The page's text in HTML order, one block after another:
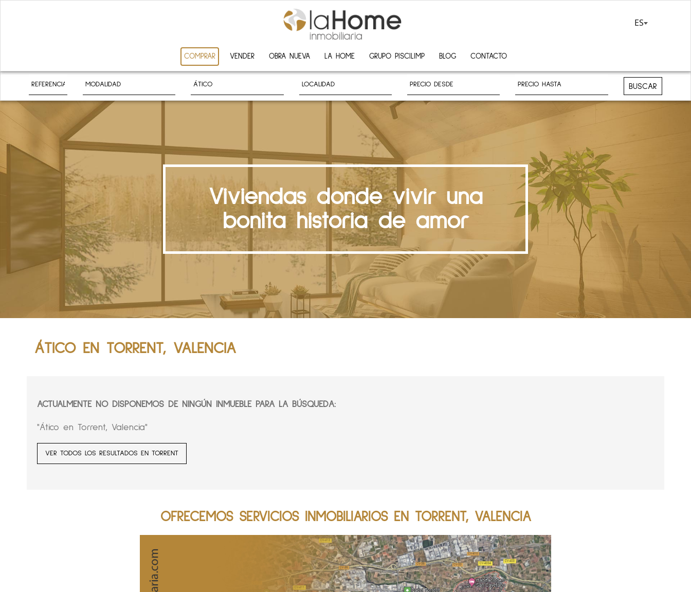
ES
COMPRAR VENDER OBRA NUEVA LA HOME GRUPO PISCILIMP BLOG CONTACTO
BUSCAR
Viviendas donde vivir una
bonita historia de amor
ÁTICO EN TORRENT, VALENCIA
ACTUALMENTE NO DISPONEMOS DE NINGÚN INMUEBLE PARA LA BÚSQUEDA:
"Ático en Torrent, Valencia"
VER TODOS LOS RESULTADOS EN TORRENT
OFRECEMOS SERVICIOS INMOBILIARIOS EN TORRENT, VALENCIA